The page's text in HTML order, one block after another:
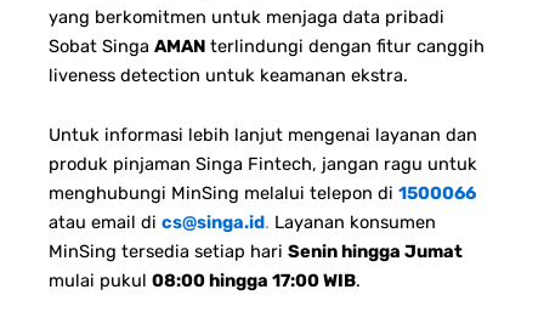
yang berkomitmen untuk menjaga data pribadi
Sobat Singa AMAN terlindungi dengan fitur canggih
liveness detection untuk keamanan ekstra.
Untuk informasi lebih lanjut mengenai layanan dan
produk pinjaman Singa Fintech, jangan ragu untuk
menghubungi MinSing melalui telepon di 1500066
atau email di cs@singa.id. Layanan konsumen
MinSing tersedia setiap hari Senin hingga Jumat
mulai pukul 08:00 hingga 17:00 WIB.